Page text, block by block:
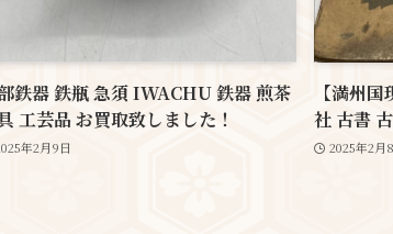
鉄器 鉄瓶 急須 IWACHU 鉄器 煎茶
工芸品 お買取致しました！
年2月9日
【満州
社 古書
2025年2月